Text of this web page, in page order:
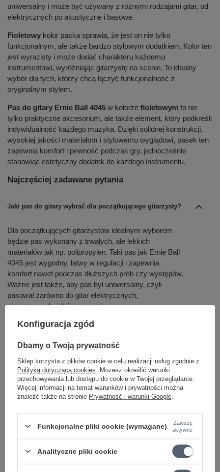
uniwersalny i może być używany z różnymi rodzajami gitar, od
elektrycznych po akustyczne i basowe.
Fioletowy kolor paska sprawia, że jest on nie tylko
funkcjonalnym, ale także bardzo stylowym dodatkiem. Kolor ten
jest wyrazisty i może dodać charakteru każdemu
instrumentowi, wyróżniając gitarzystę na scenie. To idealny
wybór dla tych, którzy chcą łączyć funkcjonalność z
oryginalnym stylem.
Pas do gitary Ernie Ball 4045 w kolorze fioletowym to nie
tylko praktyczne akcesorium, ale także element, który podkreśli
indywidualność każdego muzyka. Dzięki solidnej konstrukcji,
wysokiej jakości materiałom i stylowemu wyglądowi, pasek ten
zapewnia komfort i pewność podczas gry, jednocześnie
stanowiąc estetyczny dodatek do każdego instrumentu.
Najczęściej zadawane pytania
Jaki pas do gitary wybrać dla początkującego gitarzysty?
Dla początkujących gitarzystów idealnym wyborem
będzie pas wykonany z trwałych, ale lekkich
materiałów jak np. polipropylen. Taki pas jak Ernie Ball
4045 jest wygodny, łatwy w regulacji i zapewnia
komfort nawet podczas dłuższych prób czy występów.
Ważne jest także, aby pas był uniwersalny, czyli
pasował zarówno do gitar elektrycznych,
akustycznych, jak i basowych.
komfortu gry?
Jak dobrać długość paska do gitary elektrycznej lub
akustycznej?
Na co zwrócić uwagę przy wyborze paska do gitary
Czy kolor paska gitarowego wpływa na wizerunek
sceniczny muzyka?
Konfiguracja zgód
Dbamy o Twoją prywatność
Sklep korzysta z plików cookie w celu realizacji usług zgodnie z
Polityką dotyczącą cookies . Możesz określić warunki
przechowywania lub dostępu do cookie w Twojej przeglądarce.
Więcej informacji na temat warunków i prywatności można
znaleźć także na stronie Prywatność i warunki Google
Funkcjonalne pliki cookie (wymagane)
Zawsze
aktywne
Analityczne pliki cookie